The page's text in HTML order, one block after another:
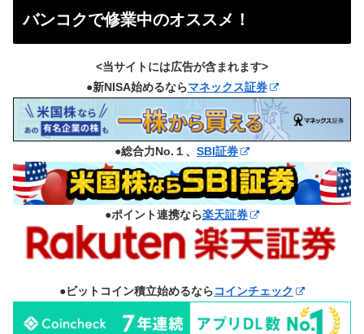
バンコクで修業中のオススメ！
<当サイトには広告が含まれます>
●新NISA始めるならマネックス証券
●総合力No.１、 SBI証券
●ポイント連携なら楽天証券
●ビットコイン積立始めるならコインチェック